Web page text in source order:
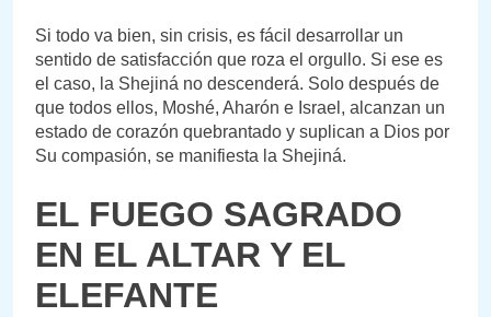
Si todo va bien, sin crisis, es fácil desarrollar un
sentido de satisfacción que roza el orgullo. Si ese es
el caso, la Shejiná no descenderá. Solo después de
que todos ellos, Moshé, Aharón e Israel, alcanzan un
estado de corazón quebrantado y suplican a Dios por
Su compasión, se manifiesta la Shejiná.
EL FUEGO SAGRADO
EN EL ALTAR Y EL
ELEFANTE